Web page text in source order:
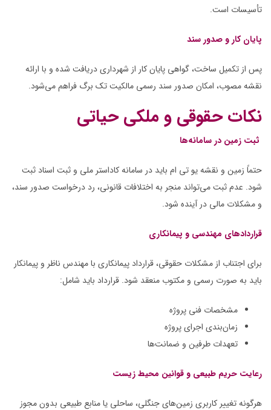
تأسیسات است.
پایان کار و صدور سند
پس از تکمیل ساخت، گواهی پایان کار از شهرداری دریافت شده و با ارائه
نقشه مصوب، امکان صدور سند رسمی مالکیت تک برگ فراهم می‌شود.
نکات حقوقی و ملکی حیاتی
ثبت زمین در سامانه‌ها
حتماً زمین و نقشه یو تی ام باید در سامانه کاداستر ملی و ثبت اسناد ثبت
شود. عدم ثبت می‌تواند منجر به اختلافات قانونی، رد درخواست صدور سند،
و مشکلات مالی در آینده شود.
قراردادهای مهندسی و پیمانکاری
برای اجتناب از مشکلات حقوقی، قرارداد پیمانکاری با مهندس ناظر و پیمانکار
باید به صورت رسمی و مکتوب منعقد شود. قرارداد باید شامل:
مشخصات فنی پروژه
زمان‌بندی اجرای پروژه
تعهدات طرفین و ضمانت‌ها
رعایت حریم طبیعی و قوانین محیط زیست
هرگونه تغییر کاربری زمین‌های جنگلی، ساحلی یا منابع طبیعی بدون مجوز